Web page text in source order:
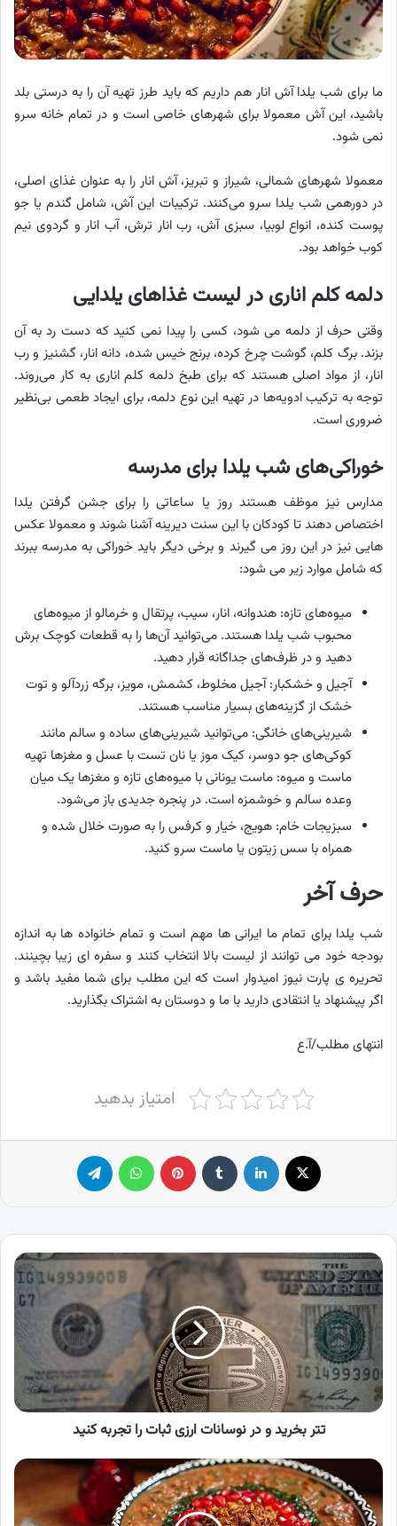
ما برای شب یلدا آش انار هم داریم که باید طرز تهیه آن را به درستی بلد
باشید، این آش معمولا برای شهرهای خاصی است و در تمام خانه سرو
نمی شود.
معمولا شهرهای شمالی، شیراز و تبریز، آش انار را به عنوان غذای اصلی،
در دورهمی شب یلدا سرو می‌کنند. ترکیبات این آش، شامل گندم یا جو
پوست کنده، انواع لوبیا، سبزی آش، رب انار ترش، آب انار و گردوی نیم
کوب خواهد بود.
دلمه کلم اناری در لیست غذاهای یلدایی
وقتی حرف از دلمه می شود، کسی را پیدا نمی کنید که دست رد به آن
بزند. برگ کلم، گوشت چرخ کرده، برنج خیس شده، دانه انار، گشنیز و رب
انار، از مواد اصلی هستند که برای طبخ دلمه کلم اناری به کار می‌روند.
توجه به ترکیب ادویه‌ها در تهیه این نوع دلمه، برای ایجاد طعمی بی‌نظیر
ضروری است.
خوراکی‌های شب یلدا برای مدرسه
مدارس نیز موظف هستند روز یا ساعاتی را برای جشن گرفتن یلدا
اختصاص دهند تا کودکان با این سنت دیرینه آشنا شوند و معمولا عکس
هایی نیز در این روز می گیرند و برخی دیگر باید خوراکی به مدرسه ببرند
که شامل موارد زیر می شود:
میوه‌های تازه: هندوانه، انار، سیب، پرتقال و خرمالو از میوه‌های
محبوب شب یلدا هستند. می‌توانید آن‌ها را به قطعات کوچک برش
دهید و در ظرف‌های جداگانه قرار دهید.
آجیل و خشکبار: آجیل مخلوط، کشمش، مویز، برگه زردآلو و توت
خشک از گزینه‌های بسیار مناسب هستند.
شیرینی‌های خانگی: می‌توانید شیرینی‌های ساده و سالم مانند
کوکی‌های جو دوسر، کیک موز یا نان تست با عسل و مغزها تهیه
ماست و میوه: ماست یونانی با میوه‌های تازه و مغزها یک میان
وعده سالم و خوشمزه است. در پنجره جدیدی باز می‌شود.
سبزیجات خام: هویج، خیار و کرفس را به صورت خلال شده و
همراه با سس زیتون یا ماست سرو کنید.
حرف آخر
شب یلدا برای تمام ما ایرانی ها مهم است و تمام خانواده ها به اندازه
بودجه خود می توانند از لیست بالا انتخاب کنند و سفره ای زیبا بچینند.
تحریره ی پارت نیوز امیدوار است که این مطلب برای شما مفید باشد و
اگر پیشنهاد یا انتقادی دارید با ما و دوستان به اشتراک بگذارید.
انتهای مطلب/آ.ع
امتیاز بدهید
لینکدین ‫تامبلر پینترست
تتر
بخرید
و
نوسانات
ارزی
ثبات
را
تجربه
تتر بخرید و در نوسانات ارزی ثبات را تجربه کنید
طرز
آش
انار